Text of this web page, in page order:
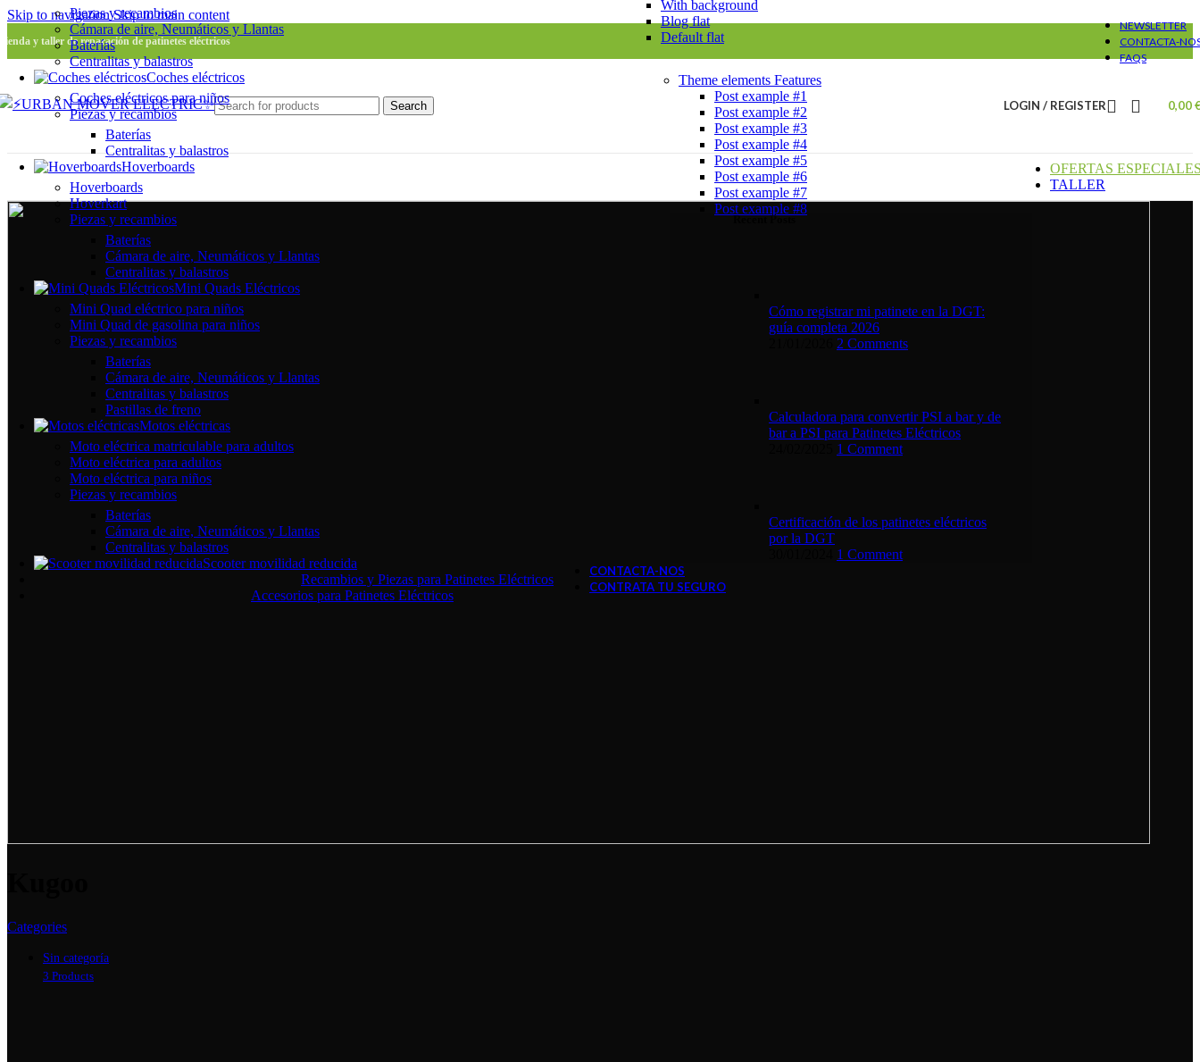
Skip to navigationSkip to main content
y taller de reparación de patinetes eléctricos
NEWSLETTER
CONTACTA-
FAQS
Search LOGIN / REGISTER 0,00
Piezas y recambios
Cámara de aire, Neumáticos y Llantas
Baterías
Centralitas y balastros
Coches eléctricos
Coches eléctricos para niños
Piezas y recambios
Baterías
Centralitas y balastros
Hoverboards
Hoverboards
Hoverkart
Piezas y recambios
Baterías
Cámara de aire, Neumáticos y Llantas
Centralitas y balastros
Mini Quads Eléctricos
Mini Quad eléctrico para niños
Mini Quad de gasolina para niños
Piezas y recambios
Baterías
Cámara de aire, Neumáticos y Llantas
Centralitas y balastros
Pastillas de freno
Motos eléctricas
Moto eléctrica matriculable para adultos
Moto eléctrica para adultos
Moto eléctrica para niños
Piezas y recambios
Baterías
Cámara de aire, Neumáticos y Llantas
Centralitas y balastros
Scooter movilidad reducida
Recambios y Piezas para Patinetes Eléctricos
Accesorios para Patinetes Eléctricos
With background
Blog flat
Default flat
Theme elements Features
Post example #1
Post example #2
Post example #3
Post example #4
Post example #5
Post example #6
Post example #7
Post example #8
Recent Posts
Cómo registrar mi patinete en la DGT:
guía completa 2026
2 Comments
Calculadora para convertir PSI a bar y de
bar a PSI para Patinetes Eléctricos
1 Comment
Certificación de los patinetes eléctricos
por la DGT
1 Comment
CONTACTA-NOS
CONTRATA TU SEGURO
OFERTAS
TALLER
Categories
Sin categoría
3 Products